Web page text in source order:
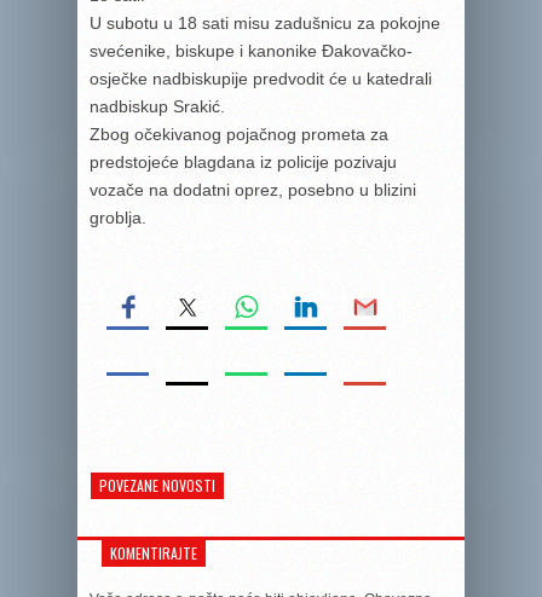
U subotu u 18 sati misu zadušnicu za pokojne
svećenike, biskupe i kanonike Đakovačko-
osječke nadbiskupije predvodit će u katedrali
nadbiskup Srakić.
Zbog očekivanog pojačnog prometa za
predstojeće blagdana iz policije pozivaju
vozače na dodatni oprez, posebno u blizini
groblja.
POVEZANE NOVOSTI
KOMENTIRAJTE